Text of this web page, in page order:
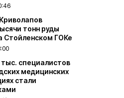
тонн руды
Стойленском ГОКе
специалистов
медицинских
стали